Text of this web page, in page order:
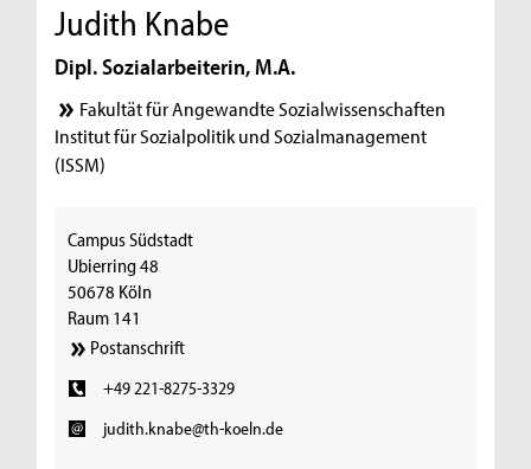
Judith Knabe
Dipl. Sozialarbeiterin, M.A.
Fakultät für Angewandte Sozialwissenschaften
Institut für Sozialpolitik und Sozialmanagement
(ISSM)
Campus Südstadt
Ubierring 48
50678 Köln
Raum 141
Postanschrift
+49 221-8275-3329
judith.knabe@th-koeln.de